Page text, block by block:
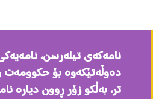
نامەکەی تیلەرسن،
دەوڵەتێکەوە بۆ حکوومەت
تر، بەڵكو زۆر ڕوون ديارە